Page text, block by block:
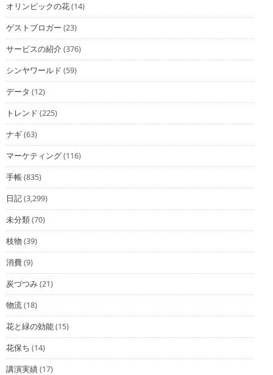
オリンピックの花(14)
ゲストブロガー (23)
サービスの紹介(376)
シンヤワールド (59)
データ (12)
トレンド (225)
ナギ(63)
マーケティング(116)
手帳(835)
日記(3,299)
未分類(70)
枝物 (39)
消費(9)
炭づつみ(21)
物流(18)
花と緑の効能(15)
花保ち (14)
講演実績(17)